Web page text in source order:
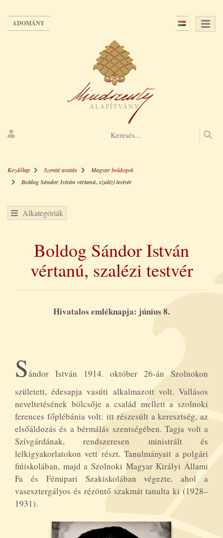
tartalomra
ADOMÁNY
Kezdőlap Szentté avatás Magyar boldogok
Boldog Sándor István vértanú, szalézi testvér
Alkategóriák
Boldog Sándor István
vértanú, szalézi testvér
Hivatalos emléknapja: június 8.
Sándor István 1914. október 26-án Szolnokon
született, édesapja vasúti alkalmazott volt. Vallásos
neveltetésének bölcsője a család mellett a szolnoki
ferences főplébánia volt: itt részesült a keresztség, az
elsőáldozás és a bérmálás szentségében. Tagja volt a
Szívgárdának, rendszeresen ministrált és
lelkigyakorlatokon vett részt. Tanulmányait a polgári
fiúiskolában, majd a Szolnoki Magyar Királyi Állami
Fa és Fémipari Szakiskolában végezte, ahol a
vasesztergályos és rézöntő szakmát tanulta ki (1928–
1931).